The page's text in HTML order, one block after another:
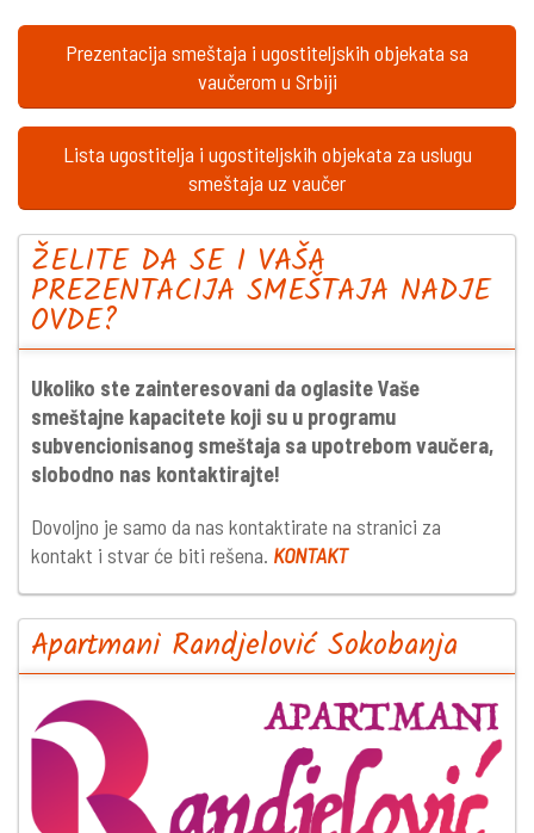
Prezentacija smeštaja i ugostiteljskih objekata sa
vaučerom u Srbiji
Lista ugostitelja i ugostiteljskih objekata za uslugu
smeštaja uz vaučer
ŽELITE DA SE I VAŠA
PREZENTACIJA SMEŠTAJA NADJE
OVDE?
Ukoliko ste zainteresovani da oglasite Vaše
smeštajne kapacitete koji su u programu
subvencionisanog smeštaja sa upotrebom vaučera,
slobodno nas kontaktirajte!
Dovoljno je samo da nas kontaktirate na stranici za
kontakt i stvar će biti rešena. KONTAKT
Apartmani Randjelović Sokobanja